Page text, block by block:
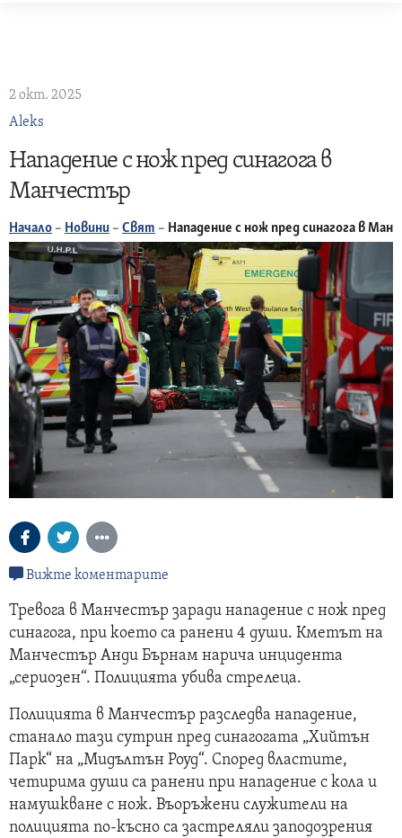
2 окт. 2025
Aleks
Нападение с нож пред синагога в
Манчестър
Начало – Новини – Свят – Нападение с нож пред синагога в
Вижте коментарите
Тревога в Манчестър заради нападение с нож пред
синагога, при което са ранени 4 души. Кметът на
Манчестър Анди Бърнам нарича инцидента
„сериозен“. Полицията убива стрелеца.
Полицията в Манчестър разследва нападение,
станало тази сутрин пред синагогата „Хийтън
Парк“ на „Мидълтън Роуд“. Според властите,
четирима души са ранени при нападение с кола и
намушкване с нож. Въоръжени служители на
полицията по-късно са застреляли заподозрения